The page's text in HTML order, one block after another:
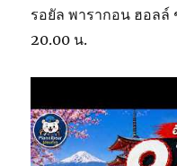
รอยัล พารากอน ฮอลล์
20.00 น.